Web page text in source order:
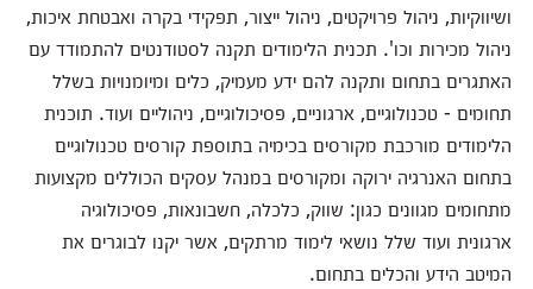
ושיווקיות, ניהול פרויקטים, ניהול ייצור, תפקידי בקרה ואבטחת איכות,
ניהול מכירות וכו'. תכנית הלימודים תקנה לסטודנטים להתמודד עם
האתגרים בתחום ותקנה להם ידע מעמיק, כלים ומיומנויות בשלל
תחומים - טכנולוגיים, ארגוניים, פסיכולוגיים, ניהוליים ועוד. תוכנית
הלימודים מורכבת מקורסים בכימיה בתוספת קורסים טכנולוגיים
בתחום האנרגיה ירוקה ומקורסים במנהל עסקים הכוללים מקצועות
מתחומים מגוונים כגון: שווק, כלכלה, חשבונאות, פסיכולוגיה
ארגונית ועוד שלל נושאי לימוד מרתקים, אשר יקנו לבוגרים את
המיטב הידע והכלים בתחום.